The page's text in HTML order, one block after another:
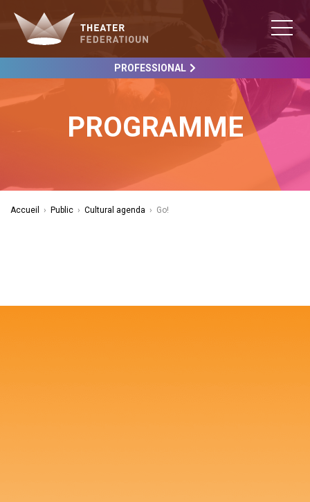
PROFESSIONAL
PROGRAMME
Accueil › Public › Cultural agenda › Go!